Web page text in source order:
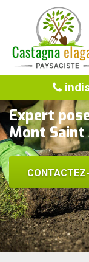
Expert
Mont Saint